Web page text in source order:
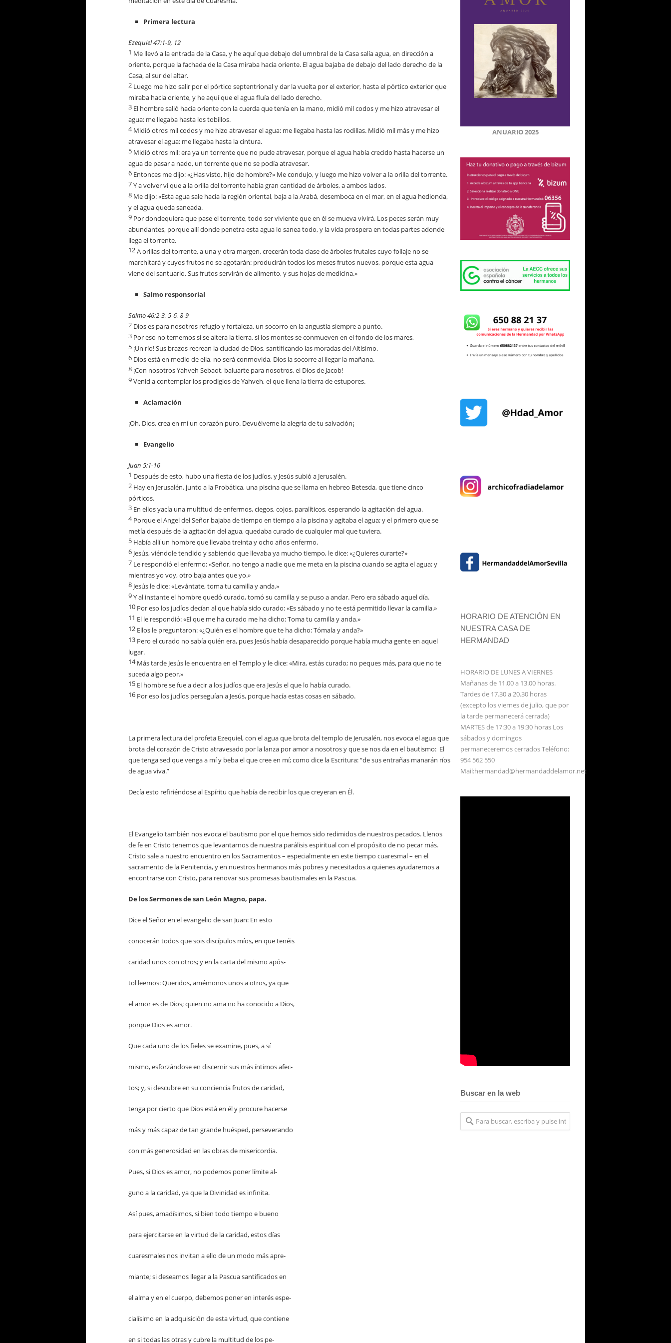
Primera lectura
Ezequiel 47:1-9, 12
1 Me llevó a la entrada de la Casa, y he aquí que debajo del umnbral de la Casa salía agua, en dirección a
oriente, porque la fachada de la Casa miraba hacia oriente. El agua bajaba de debajo del lado derecho de la
Casa, al sur del altar.
2 Luego me hizo salir por el pórtico septentrional y dar la vuelta por el exterior, hasta el pórtico exterior que
miraba hacia oriente, y he aquí que el agua fluía del lado derecho.
3 El hombre salió hacia oriente con la cuerda que tenía en la mano, midió mil codos y me hizo atravesar el
agua: me llegaba hasta los tobillos.
4Midió otros mil codos y me hizo atravesar el agua: me llegaba hasta las rodillas. Midió mil más y me hizo
atravesar el agua: me llegaba hasta la cintura.
5 Midió otros mil: era ya un torrente que no pude atravesar, porque el agua había crecido hasta hacerse un
agua de pasar a nado, un torrente que no se podía atravesar.
6 Entonces me dijo: «¿Has visto, hijo de hombre?» Me condujo, y luego me hizo volver a la orilla del torrente.
7Y a volver vi que a la orilla del torrente había gran cantidad de árboles, a ambos lados.
8 Me dijo: «Esta agua sale hacia la región oriental, baja a la Arabá, desemboca en el mar, en el agua hedionda,
y el agua queda saneada.
9 Por dondequiera que pase el torrente, todo ser viviente que en él se mueva vivirá. Los peces serán muy
abundantes, porque allí donde penetra esta agua lo sanea todo, y la vida prospera en todas partes adonde
llega el torrente.
12A orillas del torrente, a una y otra margen, crecerán toda clase de árboles frutales cuyo follaje no se
marchitará y cuyos frutos no se agotarán: producirán todos los meses frutos nuevos, porque esta agua
viene del santuario. Sus frutos servirán de alimento, y sus hojas de medicina.»
Salmo responsorial
Salmo 46:2-3, 5-6, 8-9
2 Dios es para nosotros refugio y fortaleza, un socorro en la angustia siempre a punto.
3 Por eso no tememos si se altera la tierra, si los montes se conmueven en el fondo de los mares,
5 ¡Un río! Sus brazos recrean la ciudad de Dios, santificando las moradas del Altísimo.
6 Dios está en medio de ella, no será conmovida, Dios la socorre al llegar la mañana.
8 ¡Con nosotros Yahveh Sebaot, baluarte para nosotros, el Dios de Jacob!
9Venid a contemplar los prodigios de Yahveh, el que llena la tierra de estupores.
Aclamación
¡Oh, Dios, crea en mí un corazón puro. Devuélveme la alegría de tu salvación¡
Evangelio
Juan 5:1-16
1 Después de esto, hubo una fiesta de los judíos, y Jesús subió a Jerusalén.
2 Hay en Jerusalén, junto a la Probática, una piscina que se llama en hebreo Betesda, que tiene cinco
pórticos.
3 En ellos yacía una multitud de enfermos, ciegos, cojos, paralíticos, esperando la agitación del agua.
4Porque el Angel del Señor bajaba de tiempo en tiempo a la piscina y agitaba el agua; y el primero que se
metía después de la agitación del agua, quedaba curado de cualquier mal que tuviera.
5 Había allí un hombre que llevaba treinta y ocho años enfermo.
6 Jesús, viéndole tendido y sabiendo que llevaba ya mucho tiempo, le dice: «¿Quieres curarte?»
7 Le respondió el enfermo: «Señor, no tengo a nadie que me meta en la piscina cuando se agita el agua; y
mientras yo voy, otro baja antes que yo.»
8 Jesús le dice: «Levántate, toma tu camilla y anda.»
9Y al instante el hombre quedó curado, tomó su camilla y se puso a andar. Pero era sábado aquel día.
10 Por eso los judíos decían al que había sido curado: «Es sábado y no te está permitido llevar la camilla.»
11 El le respondió: «El que me ha curado me ha dicho: Toma tu camilla y anda.»
12 Ellos le preguntaron: «¿Quién es el hombre que te ha dicho: Tómala y anda?»
13 Pero el curado no sabía quién era, pues Jesús había desaparecido porque había mucha gente en aquel
lugar.
14Más tarde Jesús le encuentra en el Templo y le dice: «Mira, estás curado; no peques más, para que no te
suceda algo peor.»
15 El hombre se fue a decir a los judíos que era Jesús el que lo había curado.
16 Por eso los judíos perseguían a Jesús, porque hacía estas cosas en sábado.
La primera lectura del profeta Ezequiel, con el agua que brota del templo de Jerusalén, nos evoca el agua que
brota del corazón de Cristo atravesado por la lanza por amor a nosotros y que se nos da en el bautismo: El
que tenga sed que venga a mí y beba el que cree en mí; como dice la Escritura: “de sus entrañas manarán ríos
de agua viva.”
Decía esto refiriéndose al Espíritu que había de recibir los que creyeran en Él.
El Evangelio también nos evoca el bautismo por el que hemos sido redimidos de nuestros pecados. Llenos
de fe en Cristo tenemos que levantarnos de nuestra parálisis espiritual con el propósito de no pecar más.
Cristo sale a nuestro encuentro en los Sacramentos – especialmente en este tiempo cuaresmal – en el
sacramento de la Penitencia, y en nuestros hermanos más pobres y necesitados a quienes ayudaremos a
encontrarse con Cristo, para renovar sus promesas bautismales en la Pascua.
De los Sermones de san León Magno, papa.
Dice el Señor en el evangelio de san Juan: En esto
conocerán todos que sois discípulos míos, en que tenéis
caridad unos con otros; y en la carta del mismo após-
tol leemos: Queridos, amémonos unos a otros, ya que
el amor es de Dios; quien no ama no ha conocido a Dios,
porque Dios es amor.
Que cada uno de los fieles se examine, pues, a sí
mismo, esforzándose en discernir sus más íntimos afec-
tos; y, si descubre en su conciencia frutos de caridad,
tenga por cierto que Dios está en él y procure hacerse
más y más capaz de tan grande huésped, perseverando
con más generosidad en las obras de misericordia.
Pues, si Dios es amor, no podemos poner límite al-
guno a la caridad, ya que la Divinidad es infinita.
Así pues, amadísimos, si bien todo tiempo e bueno
para ejercitarse en la virtud de la caridad, estos días
cuaresmales nos invitan a ello de un modo más apre-
miante; si deseamos llegar a la Pascua santificados en
el alma y en el cuerpo, debemos poner en interés espe-
cialísimo en la adquisición de esta virtud, que contiene
en si todas las otras y cubre la multitud de los pe-
ANUARIO 2025
HORARIO DE ATENCIÓN EN
NUESTRA CASA DE
HERMANDAD
HORARIO DE LUNES A VIERNES
Mañanas de 11.00 a 13.00 horas.
Tardes de 17.30 a 20.30 horas
(excepto los viernes de julio, que por
la tarde permanecerá cerrada)
MARTES de 17:30 a 19:30 horas Los
sábados y domingos
permaneceremos cerrados Teléfono:
954 562 550
Mail:hermandad@hermandaddelamor.net
Buscar en la web